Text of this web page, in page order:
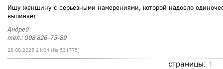
Ищу женщину с серьезными намерениями, которой надоело
выпивает.
Андрей
тел.: 098 826-75-89
28.08.2025 21:04 (№ 531775)
страницы: 1